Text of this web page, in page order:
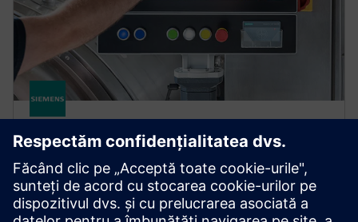
SIMATIC RF1000
RFID-based access control for machines and
equipment, enabling secure, traceability and user-